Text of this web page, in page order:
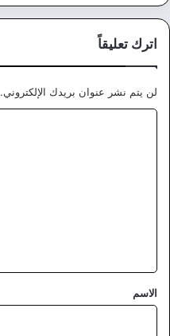
اترك تعليقاً
لن يتم نشر عنوان بريدك الإلكتروني.
*
الاسم